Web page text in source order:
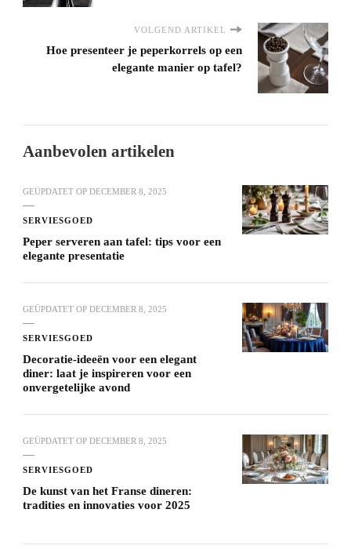
VOLGEND ARTIKEL
Hoe presenteer je peperkorrels op een
elegante manier op tafel?
Aanbevolen artikelen
GEÜPDATET OP DECEMBER 8, 2025
SERVIESGOED
Peper serveren aan tafel: tips voor een
elegante presentatie
GEÜPDATET OP DECEMBER 8, 2025
SERVIESGOED
Decoratie-ideeën voor een elegant
diner: laat je inspireren voor een
onvergetelijke avond
GEÜPDATET OP DECEMBER 8, 2025
SERVIESGOED
De kunst van het Franse dineren:
tradities en innovaties voor 2025